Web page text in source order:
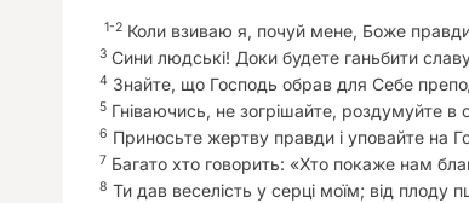
1-2 Коли взиваю я, почуй мене, Боже
3 Сини людські! Доки будете ганьбити
4 Знайте, що Господь обрав для Себе
5 Гніваючись, не зогрішайте, роздумуйте
6 Приносьте жертву правди і уповайте на
7 Багато хто говорить: «Хто покаже нам
8 Ти дав веселість у серці моїм; від